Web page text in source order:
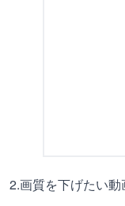
2.画質を下げたい動